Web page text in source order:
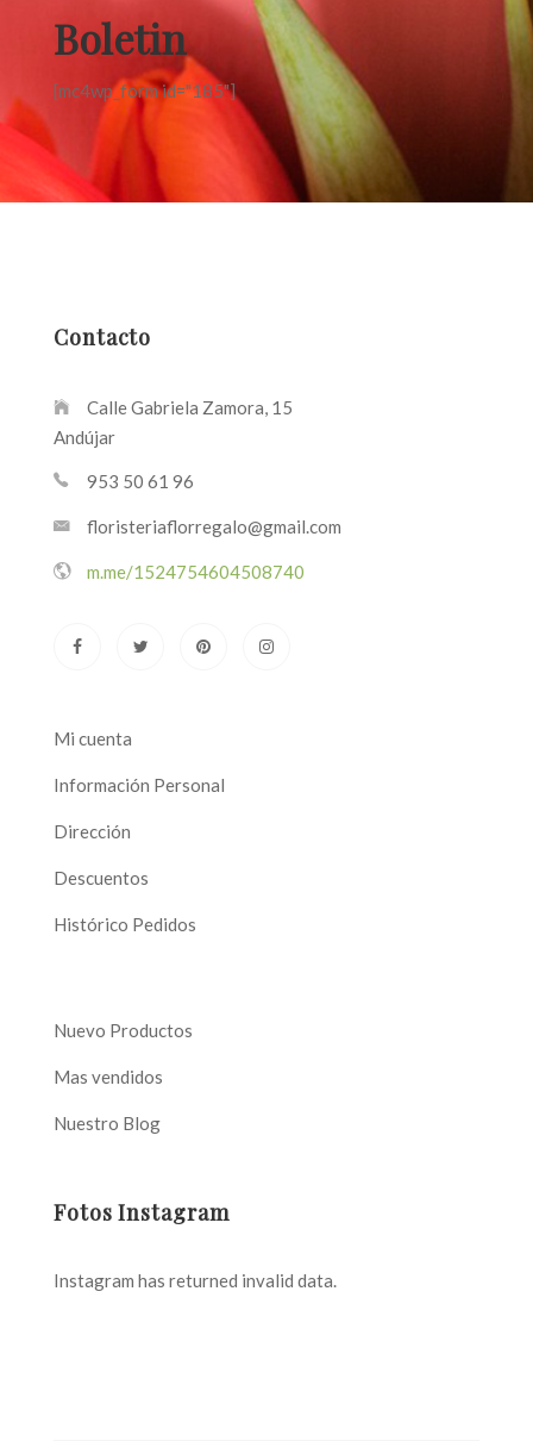
Boletin
[mc4wp_form id="185"]
Contacto
Calle Gabriela Zamora, 15
Andújar
953 50 61 96
floristeriaflorregalo@gmail.com
m.me/1524754604508740
Mi cuenta
Información Personal
Dirección
Descuentos
Histórico Pedidos
Nuevo Productos
Mas vendidos
Nuestro Blog
Fotos Instagram
Instagram has returned invalid data.